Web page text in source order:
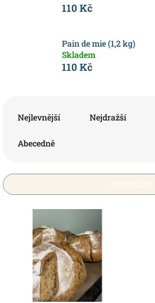
110 Kč
Pain de mie (1,2 kg)
Skladem
110 Kč
p
r
Nejlevnější Nejdražší
Abecedně